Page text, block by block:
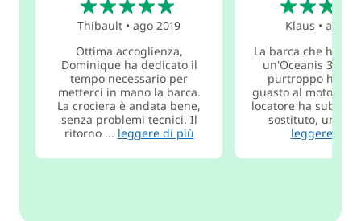
Thibault •ago 2019
Ottima accoglienza,
Dominique ha dedicato il
tempo necessario per
metterci in mano la barca.
La crociera è andata bene,
senza problemi tecnici. Il
ritorno ... leggere di più
Klaus •ago
La barca che ho
un'Oceanis 381
purtroppo ha
guasto al motore.
locatore ha subito
sostituto, un
leggere di